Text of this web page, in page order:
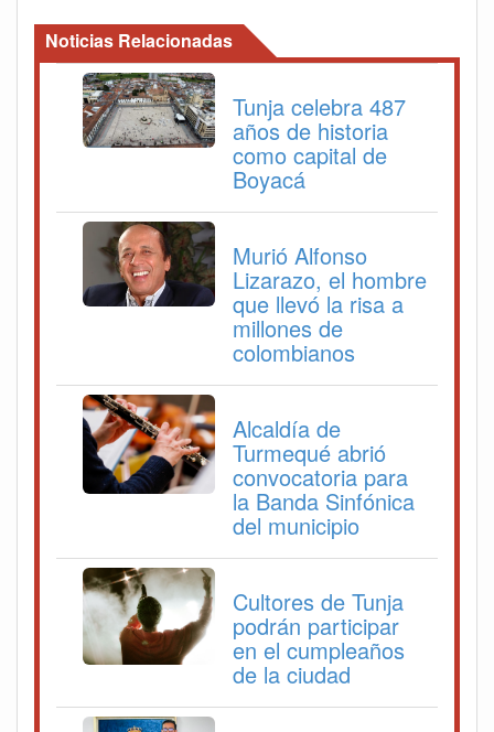
Noticias Relacionadas
Tunja celebra 487
años de historia
como capital de
Boyacá
Murió Alfonso
Lizarazo, el hombre
que llevó la risa a
millones de
colombianos
Alcaldía de
Turmequé abrió
convocatoria para
la Banda Sinfónica
del municipio
Cultores de Tunja
podrán participar
en el cumpleaños
de la ciudad